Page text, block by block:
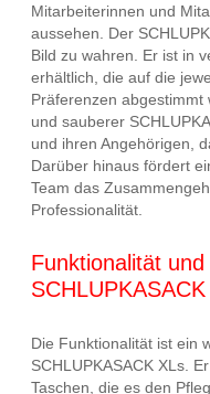
Mitarbeiterinnen und
aussehen. Der
Bild zu wahren. Er ist in
erhältlich, die auf die
Präferenzen
und sauberer
und ihren Angehörigen,
Darüber hinaus fördert
Team das
Professionalität.
Funktionalität
Die Funktionalität ist ein
SCHLUPKASACK XLs.
Taschen, die es den